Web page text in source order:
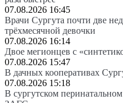
07.08.2026 16:45
Врачи Сургута почти две
трёхмесячной девочки
07.08.2026 16:14
Двое мегионцев с
07.08.2026 15:47
В дачных кооперативах
07.08.2026 15:18
В сургутском